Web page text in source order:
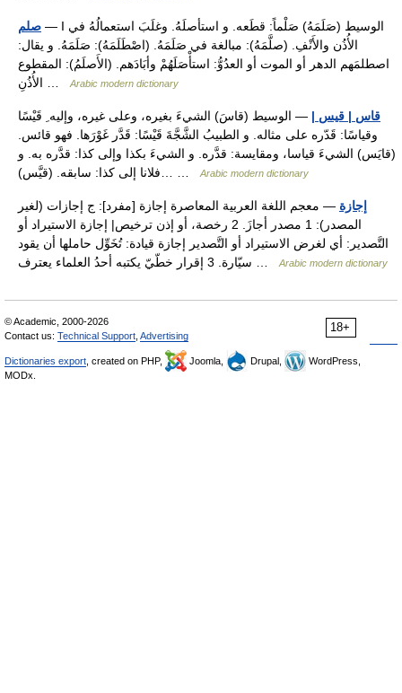
صلم — I الوسيط (صَلَمَهُ) صَلْماً: قطَعه. و استأصلَهُ. وغلَبَ استعمالُهُ في
الأُذُن والأَنْفِ. (صلَّمَهُ): مبالغة في صَلَمَهُ. (اصْطَلَمَهُ): صَلَمَهُ. و يقال:
اصطلمَهم الدهر أو الموت أو العدُوُّ: استأْصَلَهُمْ وأبَادَهم. (الأَصلَمُ): المقطوع
Arabic modern dictionary
قاس | قيس | — الوسيط (قاسَ) الشيءَ بغيره، وعلى غيره، وإليه ِ قَيْسًا
وقياسًا: قَدّره على مثاله. و الطبيبُ الشَّجَّةَ قَيْسًا: قَدَّر غَوْرَها. فهو قائس.
(قايَس) الشيءَ قياسا، ومقايسة: قدَّره. و الشيءَ بكذا وإلى كذا: قدَّره به. و
Arabic modern dictionary
إجازة — معجم اللغة العربية المعاصرة إجازة [مفرد]: ج إجازات (لغير
المصدر): 1 مصدر أجازَ. 2 رخصة، أو إذن ترخيص| إجازة الاستيراد أو
التَّصدير: أي لغرض الاستيراد أو التَّصدير إجازة قيادة: تُخَوِّل حاملها أن يقود
Arabic modern dictionary
18+
© Academic, 2000-2026
Contact us: Technical Support Advertising
Dictionaries export , created on PHP, Joomla, Drupal,
WordPress,
MODx.